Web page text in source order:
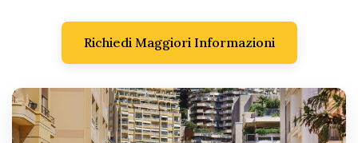
Richiedi Maggiori Informazioni